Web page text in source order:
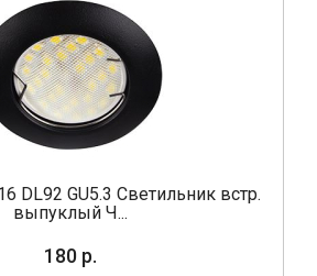
DL92 GU5.3 Светильник встр.
выпуклый Ч...
180 р.